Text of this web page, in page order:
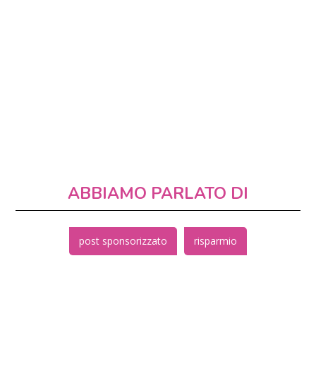
ABBIAMO PARLATO DI
post sponsorizzato risparmio